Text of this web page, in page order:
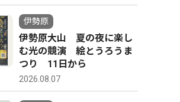
伊勢原
伊勢原大山 夏の夜に楽し
む光の競演 絵とうろうま
つり 11日から
2026.08.07